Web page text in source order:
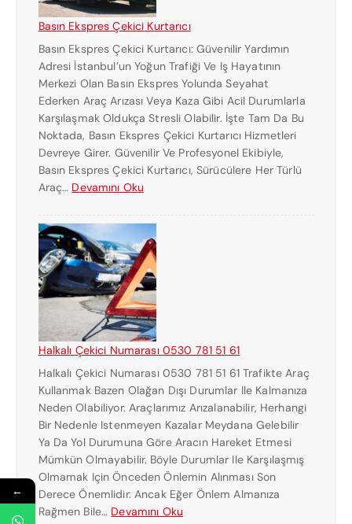
Basın Ekspres Çekici Kurtarıcı
Basın Ekspres Çekici Kurtarıcı: Güvenilir Yardımın
Adresi İstanbul’un Yoğun Trafiği Ve Iş Hayatının
Merkezi Olan Basın Ekspres Yolunda Seyahat
Ederken Araç Arızası Veya Kaza Gibi Acil Durumlarla
Karşılaşmak Oldukça Stresli Olabilir. İşte Tam Da Bu
Noktada, Basın Ekspres Çekici Kurtarıcı Hizmetleri
Devreye Girer. Güvenilir Ve Profesyonel Ekibiyle,
Basın Ekspres Çekici Kurtarıcı, Sürücülere Her Türlü
Araç… Devamını Oku:
A
S
I
N
E
K
S
P
R
E
S
Ç
E
K
I
C
I
K
Halkalı Çekici Numarası 0530 781 51 61
Halkalı Çekici Numarası 0530 781 51 61 Trafikte Araç
Kullanmak Bazen Olağan Dışı Durumlar Ile Kalmanıza
Neden Olabiliyor. Araçlarımız Arızalanabilir, Herhangi
Bir Nedenle Istenmeyen Kazalar Meydana Gelebilir
Ya Da Yol Durumuna Göre Aracın Hareket Etmesi
Mümkün Olmayabilir. Böyle Durumlar Ile Karşılaşmış
Olmamak Için Önceden Önlemin Alınması Son
Derece Önemlidir. Ancak Eğer Önlem Almanıza
Rağmen Bile… Devamını Oku:
←